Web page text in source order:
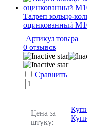
Талреп кольцо-
оцинкованный
Артикул товара
0 отзывов
Сравнить
Цена за
штуку: